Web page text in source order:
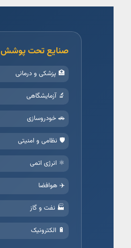
صنایع تحت پوشش
🏥 پزشکی و درمانی
🔬 آزمایشگاهی
🚗 خودروسازی
🛡️ نظامی و امنیتی
⚛️ انرژی اتمی
✈️ هوافضا
🏭 نفت و گاز
🔋 الکترونیک